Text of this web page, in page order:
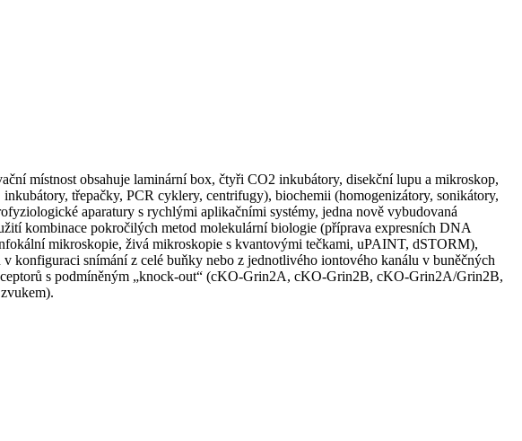
místnost obsahuje laminární box, čtyři CO2 inkubátory, disekční lupu a mikroskop,
třepačky, PCR cyklery, centrifugy), biochemii (homogenizátory, sonikátory,
aparatury s rychlými aplikačními systémy, jedna nově vybudovaná
kombinace pokročilých metod molekulární biologie (příprava expresních DNA
mikroskopie, živá mikroskopie s kvantovými tečkami, uPAINT, dSTORM),
snímání z celé buňky nebo z jednotlivého iontového kanálu v buněčných
s podmíněným „knock-out“ (cKO-Grin2A, cKO-Grin2B, cKO-Grin2A/Grin2B,